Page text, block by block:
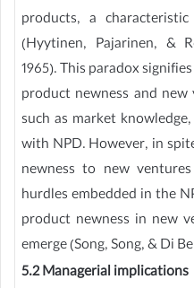
products, a
(Hyytinen, Pajarinen, &
1965). This paradox
product newness and new
such as market
with NPD. However, in
newness to new
hurdles embedded in the
product newness in new
emerge (Song, Song, & Di
5.2 Managerial implications